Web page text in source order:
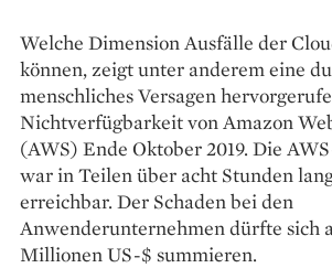
Welche Dimension Ausfälle der
können, zeigt unter anderem eine
menschliches Versagen
Nichtverfügbarkeit von Amazon
(AWS) Ende Oktober 2019. Die
war in Teilen über acht Stunden
erreichbar. Der Schaden bei den
Anwenderunternehmen dürfte sich
Millionen US-$ summieren.